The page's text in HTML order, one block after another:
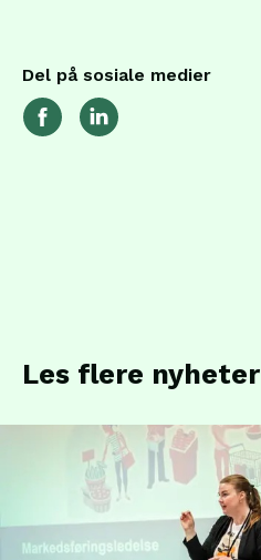
Del på sosiale medier
Les flere nyheter